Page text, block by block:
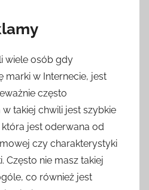
wiele osób gdy
w Internecie, jest
często
w takiej chwili jest szybkie
jest oderwana od
czy charakterystyki
Często nie masz takiej
co również jest